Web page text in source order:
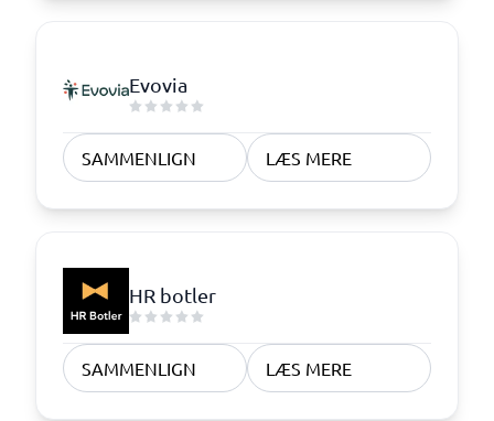
Evovia
SAMMENLIGN LÆS MERE
HR botler
SAMMENLIGN LÆS MERE